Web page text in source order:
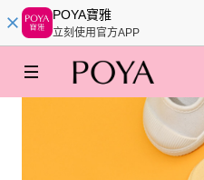
POYA寶雅
立刻使用官方APP